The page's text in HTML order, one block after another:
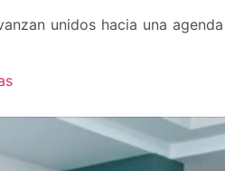
unidos hacia una